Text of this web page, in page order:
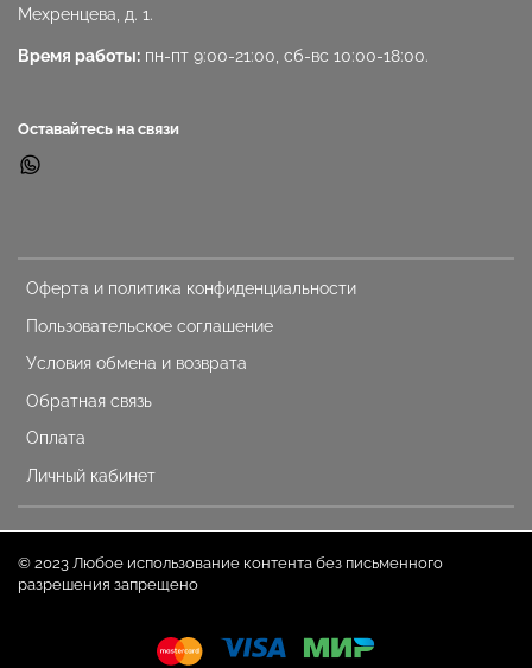
Оферта и политика конфиденциальности
Пользовательское соглашение
Условия обмена и возврата
Обратная связь
Оплата
Личный кабинет
Мехренцева, д. 1.
Время работы: пн-пт 9:00-21:00, сб-вс 10:00-18:00.
Оставайтесь на связи
© 2023 Любое использование контента без письменного
разрешения запрещено